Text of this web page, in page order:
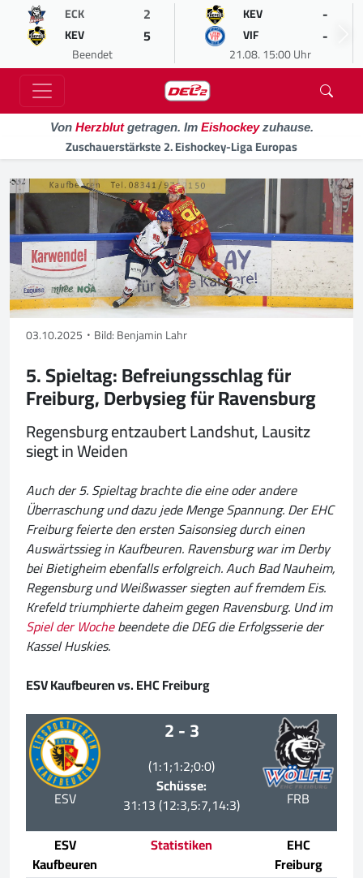
ECK 2
KEV 5
Beendet
KEV -
VIF -
21.08. 15:00 Uhr
Von Herzblutgetragen. Im Eishockeyzuhause.
Zuschauerstärkste 2. Eishockey-Liga Europas
03.10.2025 Bild: Benjamin Lahr
5. Spieltag: Befreiungsschlag für
Freiburg, Derbysieg für Ravensburg
Regensburg entzaubert Landshut, Lausitz
siegt in Weiden
Auch der 5. Spieltag brachte die eine oder andere
Überraschung und dazu jede Menge Spannung. Der EHC
Freiburg feierte den ersten Saisonsieg durch einen
Auswärtssieg in Kaufbeuren. Ravensburg war im Derby
bei Bietigheim ebenfalls erfolgreich. Auch Bad Nauheim,
Regensburg und Weißwasser siegten auf fremdem Eis.
Krefeld triumphierte daheim gegen Ravensburg. Und im
Spiel der Wochebeendete die DEG die Erfolgsserie der
Kassel Huskies.
ESV Kaufbeuren vs. EHC Freiburg
ESV
2 - 3
(1:1;1:2;0:0)
Schüsse:
31:13 (12:3,5:7,14:3)
FRB
ESV
Kaufbeuren
Statistiken
EHC
Freiburg